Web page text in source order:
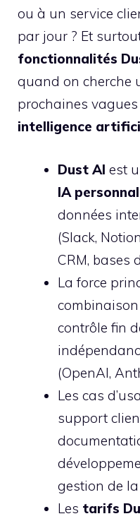
ou à un service
par jour ? Et
fonctionnalités
quand on cherche
prochaines
intelligence
Dust AI est
IA
données
(Slack,
CRM, bases
La force
contrôle fin
(OpenAI,
Les cas
support
gestion de
Les tarifs